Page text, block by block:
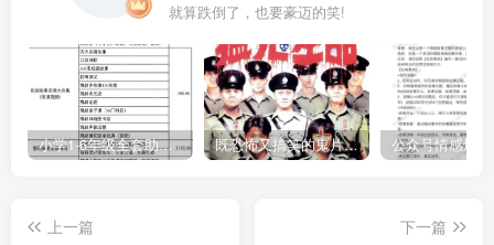
就算跌倒了，也要豪迈的笑!
小学1-6年级全套助学资源包（9000GB）(超值的精品资源-会员也需单独购买哦) 既恐怖又搞笑的鬼片（10部猛鬼恐怖片都是喜剧片）
上一篇
下一篇